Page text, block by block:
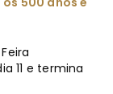
11 e termina